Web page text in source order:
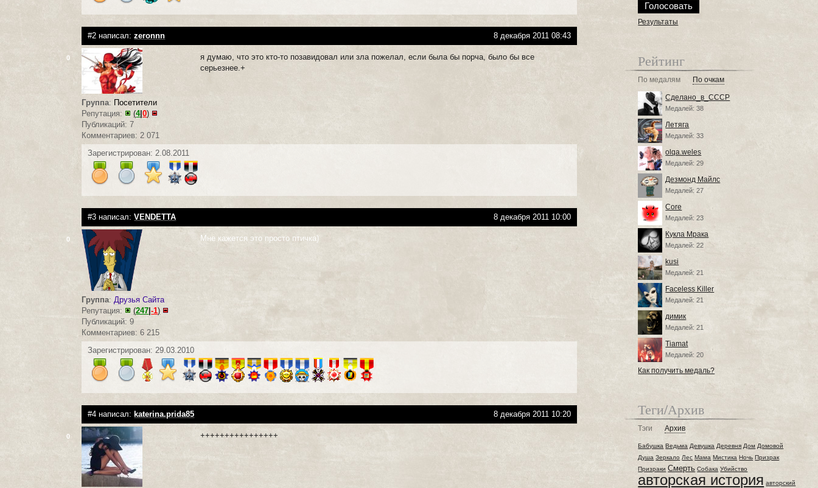
#2 написал:zeronnn 8 декабря 2011 08:43
0
Группа: Посетители
Репутация:
(4|0)
Публикаций: 7
Комментариев: 2 071
я думаю, что это кто-то позавидовал или зла пожелал, если была бы порча, было бы все
серьезнее.+
Зарегистрирован: 2.08.2011
#3 написал:VENDETTA 8 декабря 2011 10:00
0
Группа: Друзья Сайта
Репутация:
(247|-1)
Публикаций: 9
Комментариев: 6 215
Мне кажется это просто птичка)
Зарегистрирован: 29.03.2010
#4 написал:katerina.prida85 8 декабря 2011 10:20
0 ++++++++++++++++
Результаты
Рейтинг
По медалям По очкам
Сделано_в_СССР
Медалей: 38
Летяга
Медалей: 33
olqa.weles
Медалей: 29
Дезмонд Майлс
Медалей: 27
Core
Медалей: 23
Кукла Мрака
Медалей: 22
kusi
Медалей: 21
Faceless Killer
Медалей: 21
димик
Медалей: 21
Tiamat
Медалей: 20
Как получить медаль?
Теги/Архив
Тэги Архив
Бабушка Ведьма Девушка Деревня Дом Домовой
Душа Зеркало Лес Мама Мистика Ночь Призрак
Призраки Смерть Собака Убийство
авторская история авторский